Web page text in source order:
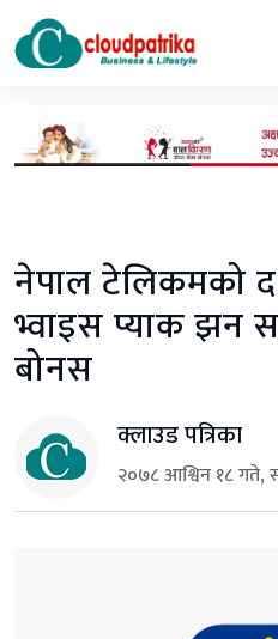
नेपाल टेलिकमको
भ्वाइस प्याक झन
बोनस
क्लाउड पत्रिका
२०७८ आश्विन १८ गते,